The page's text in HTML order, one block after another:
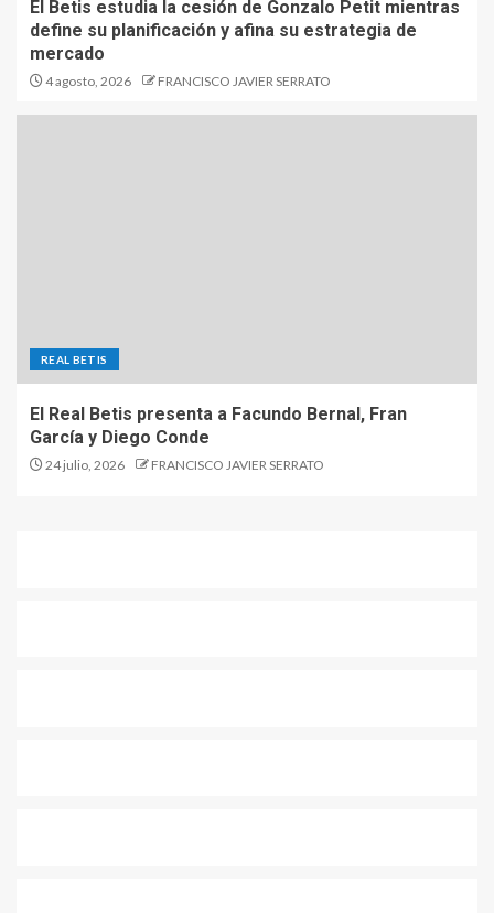
El Betis estudia la cesión de Gonzalo Petit mientras
define su planificación y afina su estrategia de
mercado
4 agosto, 2026 FRANCISCO JAVIER SERRATO
REAL BETIS
El Real Betis presenta a Facundo Bernal, Fran
García y Diego Conde
24 julio, 2026 FRANCISCO JAVIER SERRATO